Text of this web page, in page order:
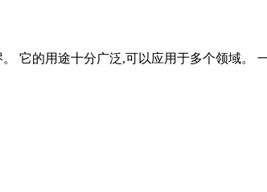
它的用途十分广泛,可以应用于多个领域。